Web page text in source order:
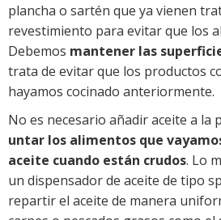
plancha o sartén que ya vienen
revestimiento para evitar que los
Debemos mantener las
trata de evitar que los productos
hayamos cocinado anteriormente.
No es necesario añadir aceite a la
untar los alimentos que
aceite cuando están crudos. Lo
un dispensador de aceite de tipo
repartir el aceite de manera